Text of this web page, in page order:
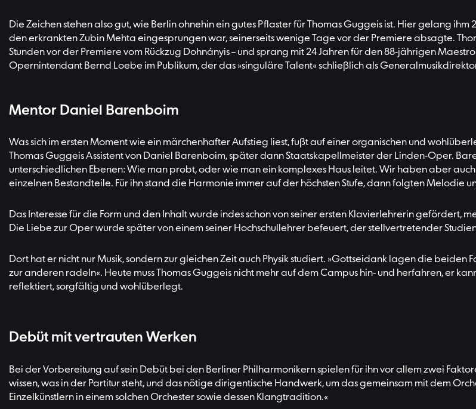
Die Zeichen stehen also gut, wie Berlin ohnehin ein gutes Pflaster für Thomas Guggeis ist. Hier gelang
den erkrankten Zubin Mehta eingesprungen war, seinerseits wenige Tage vor der Premiere absagte.
Stunden vor der Premiere vom Rückzug Dohnányis – und sprang mit 24 Jahren für den 88-jährigen
Opernintendant Bernd Loebe im Publikum, der das »singuläre Talent« schließlich als
Mentor Daniel Barenboim
Was sich im ersten Moment wie ein märchenhafter Aufstieg liest, fußt auf einer organischen und
Thomas Guggeis Assistent von Daniel Barenboim, später dann Staatskapellmeister der Linden-Oper.
unterschiedlichen Ebenen: Wie man probt, oder wie man ein komplexes Haus leitet. Wir haben aber
einzelnen Bestandteile. Für ihn stand die Harmonie immer auf der höchsten Stufe, dann folgten Melodie
Das Interesse für die Form und den Inhalt wurde indes schon von seiner ersten Klavierlehrerin gefördert,
Die Liebe zur Oper wurde später von einem seiner Hochschullehrer befeuert, der stellvertretender
Dort hat er nicht nur Musik, sondern zur gleichen Zeit auch Physik studiert. »Gottseidank lagen die beiden
zur anderen radeln«. Heute muss Thomas Guggeis nicht mehr auf dem Campus hin- und herfahren, er
reflektiert, sorgfältig und wohlüberlegt.
Debüt mit vertrauten Werken
Bei der Vorbereitung auf sein Debüt bei den Berliner Philharmonikern spielen für ihn vor allem zwei
wissen, was in der Partitur steht, und das nötige dirigentische Handwerk, um das gemeinsam mit dem
Einzelkünstlern in einem solchen Orchester sowie dessen Klangtradition.«